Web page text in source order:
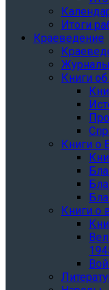
Итоги
Краеведение
Журналы
Книги
Книги о
Книги о